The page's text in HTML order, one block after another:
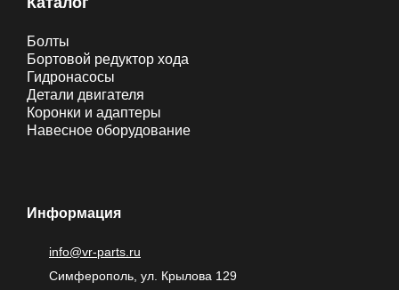
Болты
Бортовой редуктор хода
Гидронасосы
Детали двигателя
Коронки и адаптеры
Навесное оборудование
Информация
info@vr-parts.ru
Симферополь, ул. Крылова 129